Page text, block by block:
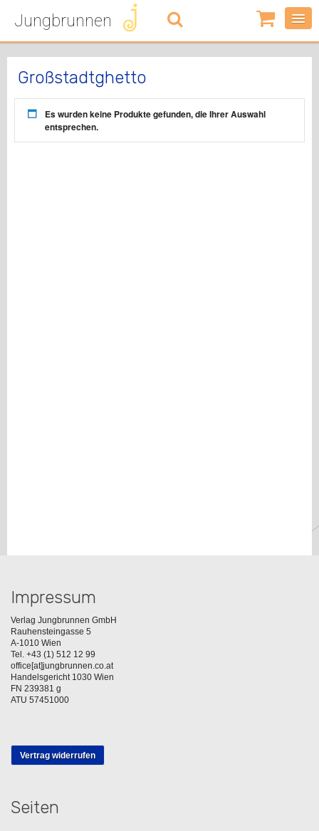
Jungbrunnen
0
Artikel
-
Großstadtghetto
Es wurden keine Produkte gefunden, die Ihrer Auswahl
entsprechen.
Impressum
Verlag Jungbrunnen GmbH
Rauhensteingasse 5
A-1010 Wien
Tel. +43 (1) 512 12 99
office[at]jungbrunnen.co.at
Handelsgericht 1030 Wien
FN 239381 g
ATU 57451000
Vertrag widerrufen
Seiten